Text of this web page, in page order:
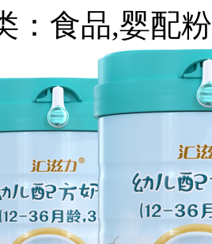
：食品,婴配